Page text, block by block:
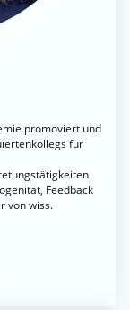
promoviert und
für
Feedback
von wiss.